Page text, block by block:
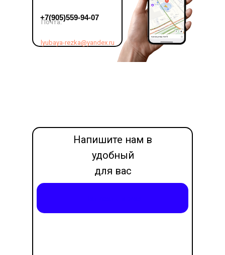
Напишите нам в
удобный
для вас
месседжер
+7(905)559-94-07
Почта:
lyubaya-rezka@yandex.ru